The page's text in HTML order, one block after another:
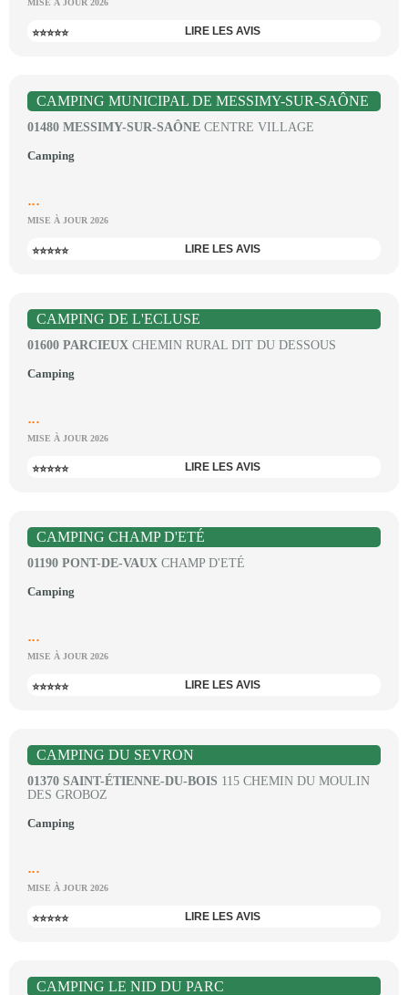
MISE À JOUR 2026
⭐⭐⭐⭐⭐ LIRE LES AVIS
CAMPING MUNICIPAL DE MESSIMY-SUR-SAÔNE
01480 MESSIMY-SUR-SAÔNE CENTRE VILLAGE
Camping
...
MISE À JOUR 2026
⭐⭐⭐⭐⭐ LIRE LES AVIS
CAMPING DE L'ECLUSE
01600 PARCIEUX CHEMIN RURAL DIT DU DESSOUS
Camping
...
MISE À JOUR 2026
⭐⭐⭐⭐⭐ LIRE LES AVIS
CAMPING CHAMP D'ETÉ
01190 PONT-DE-VAUX CHAMP D'ETÉ
Camping
...
MISE À JOUR 2026
⭐⭐⭐⭐⭐ LIRE LES AVIS
CAMPING DU SEVRON
01370 SAINT-ÉTIENNE-DU-BOIS 115 CHEMIN DU MOULIN
DES GROBOZ
Camping
...
MISE À JOUR 2026
⭐⭐⭐⭐⭐ LIRE LES AVIS
CAMPING LE NID DU PARC